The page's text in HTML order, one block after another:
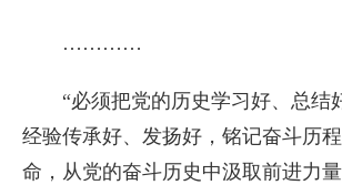
…………
“必须把党的历史学习好、总结
经验传承好、发扬好，铭记奋斗历
命，从党的奋斗历史中汲取前进力